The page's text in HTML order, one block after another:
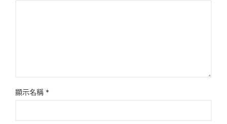
顯示名稱 *